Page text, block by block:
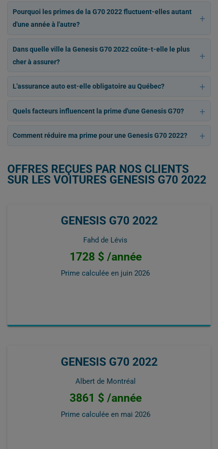
Pourquoi les primes de la G70 2022 fluctuent-elles autant
d'une année à l'autre?
Dans quelle ville la Genesis G70 2022 coûte-t-elle le plus
cher à assurer?
L'assurance auto est-elle obligatoire au Québec?
Quels facteurs influencent la prime d'une Genesis G70?
Comment réduire ma prime pour une Genesis G70 2022?
OFFRES REÇUES PAR NOS CLIENTS
SUR LES VOITURES GENESIS G70 2022
GENESIS G70 2022
Fahd de Lévis
1728 $ /année
Prime calculée en juin 2026
GENESIS G70 2022
Albert de Montréal
3861 $ /année
Prime calculée en mai 2026